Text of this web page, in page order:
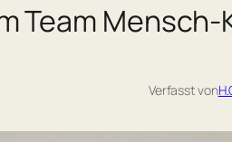
Team
Verfasst von